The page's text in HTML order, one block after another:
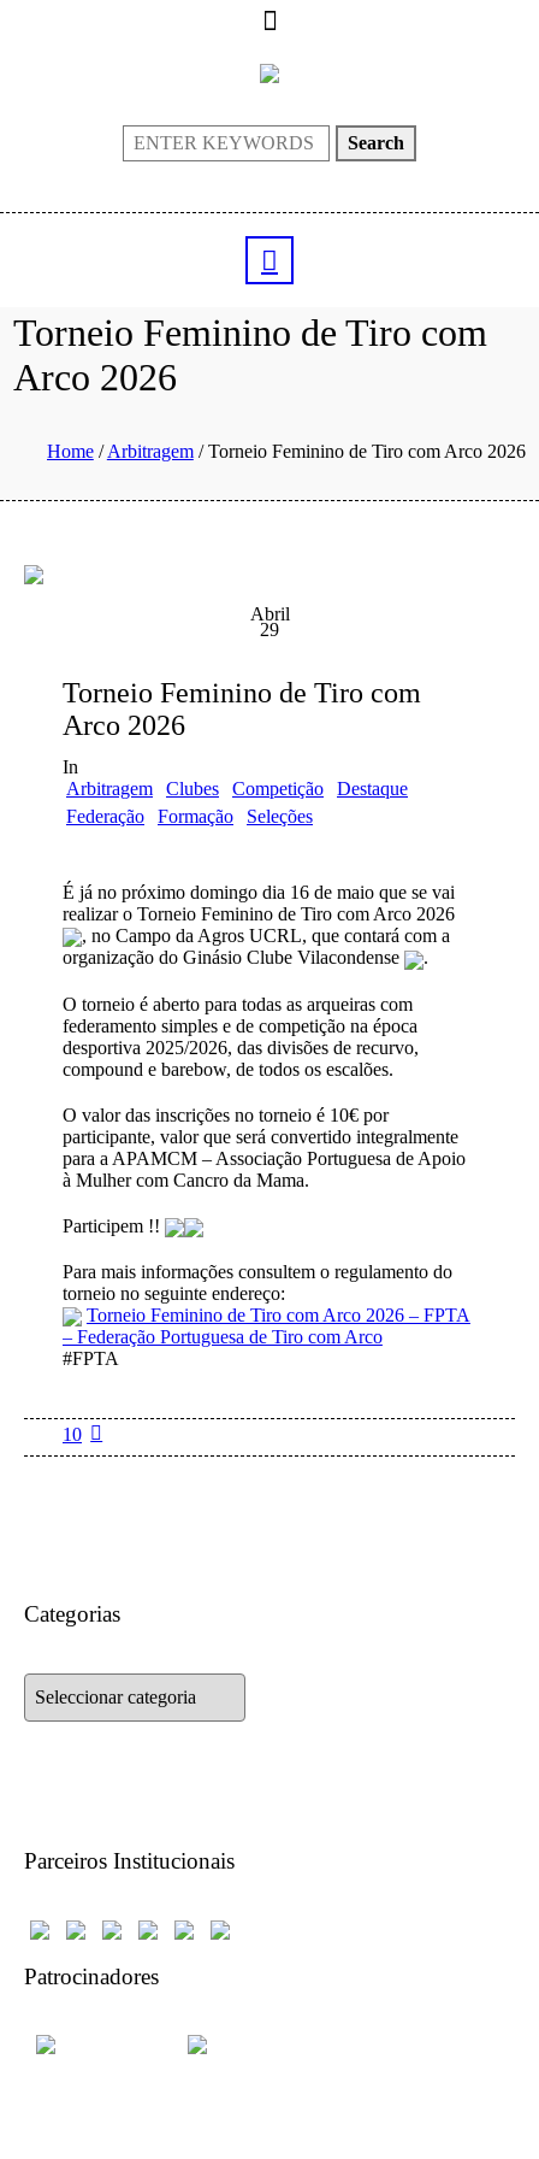
Search
Torneio Feminino de Tiro com
Arco 2026
Home /Arbitragem /Torneio Feminino de Tiro com Arco 2026
Abril
29
Torneio Feminino de Tiro com
Arco 2026
In
Arbitragem
Clubes Competição
Destaque
Federação
Formação Seleções
É já no próximo domingo dia 16 de maio que se vai
realizar o Torneio Feminino de Tiro com Arco 2026
, no Campo da Agros UCRL, que contará com a
organização do Ginásio Clube Vilacondense
.
O torneio é aberto para todas as arqueiras com
federamento simples e de competição na época
desportiva 2025/2026, das divisões de recurvo,
compound e barebow, de todos os escalões.
O valor das inscrições no torneio é 10€ por
participante, valor que será convertido integralmente
para a APAMCM – Associação Portuguesa de Apoio
à Mulher com Cancro da Mama.
Participem !!
Para mais informações consultem o regulamento do
torneio no seguinte endereço:
Torneio Feminino de Tiro com Arco 2026 – FPTA
– Federação Portuguesa de Tiro com Arco
#FPTA
10
Categorias
Categorias
Parceiros Institucionais
Patrocinadores